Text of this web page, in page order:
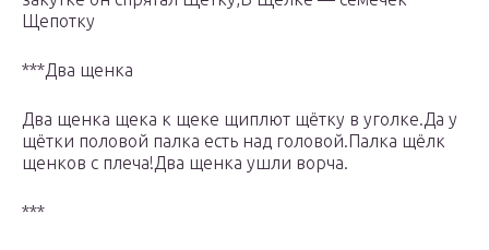
Щепотку
***Два щенка
Два щенка щека к щеке щиплют щётку в уголке.Да у
щётки половой палка есть над головой.Палка щёлк
щенков с плеча!Два щенка ушли ворча.
***